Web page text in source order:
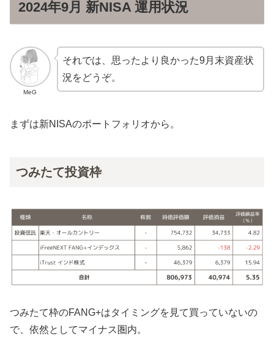
2024年9月 新NISA 運用状況
MeG
それでは、思ったより良かった9月末資産状
況をどうぞ。
まずは新NISAのポートフォリオから。
つみたて投資枠
つみたて枠のFANG+はタイミングを見て買っていないの
で、依然としてマイナス圏内。